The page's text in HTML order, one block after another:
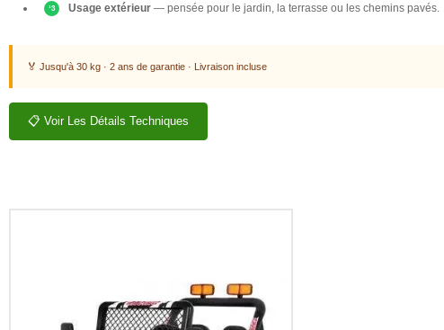
Usage extérieur — pensée pour le jardin, la terrasse ou les chemins pavés.
🏅 Jusqu'à 30 kg · 2 ans de garantie · Livraison incluse
📋 Voir Les Détails Techniques